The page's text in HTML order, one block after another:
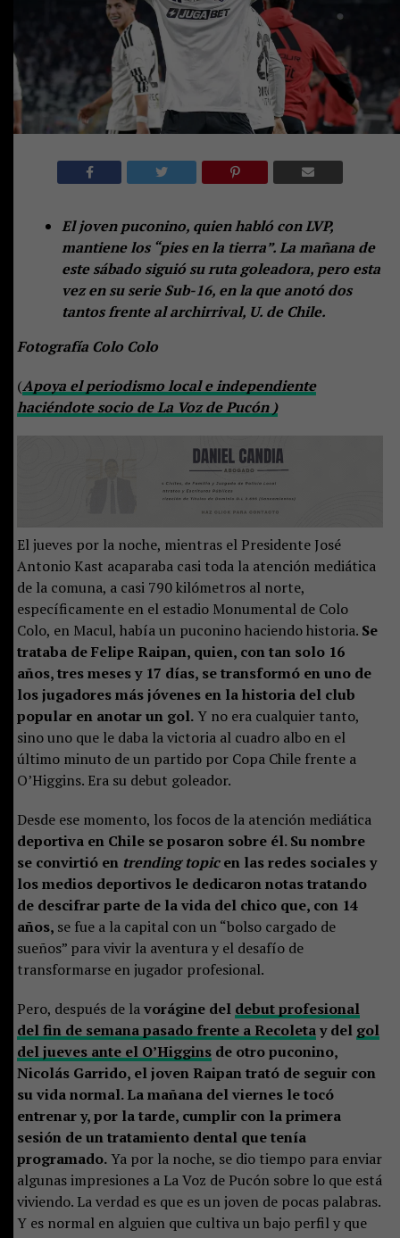
El joven puconino, quien habló con LVP,
mantiene los “pies en la tierra”. La mañana de
este sábado siguió su ruta goleadora, pero esta
vez en su serie Sub-16, en la que anotó dos
tantos frente al archirrival, U. de Chile.
Fotografía Colo Colo
(Apoya el periodismo local e independiente
haciéndote socio de La Voz de Pucón )
El jueves por la noche, mientras el Presidente José
Antonio Kast acaparaba casi toda la atención mediática
de la comuna, a casi 790 kilómetros al norte,
específicamente en el estadio Monumental de Colo
Colo, en Macul, había un puconino haciendo historia. Se
trataba de Felipe Raipan, quien, con tan solo 16
años, tres meses y 17 días, se transformó en uno de
los jugadores más jóvenes en la historia del club
popular en anotar un gol.Y no era cualquier tanto,
sino uno que le daba la victoria al cuadro albo en el
último minuto de un partido por Copa Chile frente a
O’Higgins. Era su debut goleador.
Desde ese momento, los focos de la atención mediática
deportiva en Chile se posaron sobre él. Su nombre
se convirtió en trending topicen las redes sociales y
los medios deportivos le dedicaron notas tratando
de descifrar parte de la vida del chico que, con 14
años, se fue a la capital con un “bolso cargado de
sueños” para vivir la aventura y el desafío de
transformarse en jugador profesional.
Pero, después de lavorágine del debut profesional
del fin de semana pasado frente a Recoletay del gol
del jueves ante el O’Higginsde otro puconino,
Nicolás Garrido, el joven Raipan trató de seguir con
su vida normal. La mañana del viernes le tocó
entrenar y, por la tarde, cumplir con la primera
sesión de un tratamiento dental que tenía
programado.Ya por la noche, se dio tiempo para enviar
algunas impresiones a La Voz de Pucón sobre lo que está
viviendo. La verdad es que es un joven de pocas palabras.
Y es normal en alguien que cultiva un bajo perfil y que